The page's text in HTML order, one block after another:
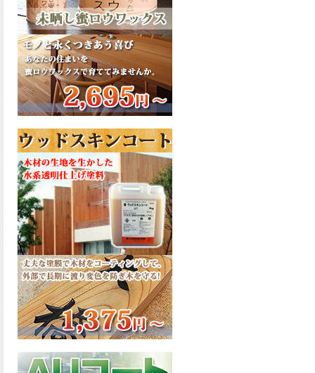
致しました。ご購入はこちら
から。
2026.03.05
ファインウレタンの使いやす
さで、弾性形。塗料用シンナ
ーで希釈できる、使いやすさ
を追求したウレタン樹脂エナ
メル、弾性ファインウレタン
した。ご購入はこちらから。
2026.03.04
長年ご愛顧いただいている
「ラッカー塗料」に抗ウイル
ス機能を追加しバージョンア
ップ、UAV-78700 クリヤーラ
ッカー・ハイフラットが新し
く販売開始致しました。ご購
入はこちらから。
2026.03.03
木の素材感はそのまま活か
し、汚れや日焼け・黄ばみを
防ぐことができる、白木肌2が
新しく販売開始致しました。
2026.03.03